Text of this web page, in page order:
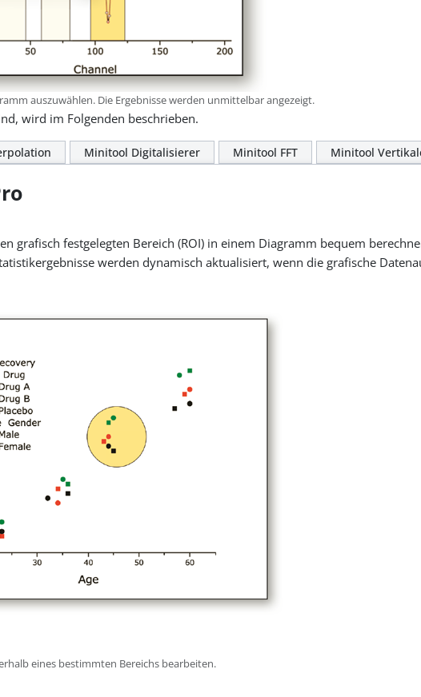
auszuwählen. Die Ergebnisse werden unmittelbar angezeigt.
wird im Folgenden beschrieben.
Minitool Digitalisierer Minitool FFT Minitool
grafisch festgelegten Bereich (ROI) in einem Diagramm bequem
werden dynamisch aktualisiert, wenn die grafische
eines bestimmten Bereichs bearbeiten.